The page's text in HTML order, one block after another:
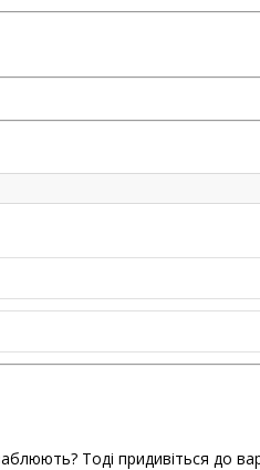
Тоді придивіться до